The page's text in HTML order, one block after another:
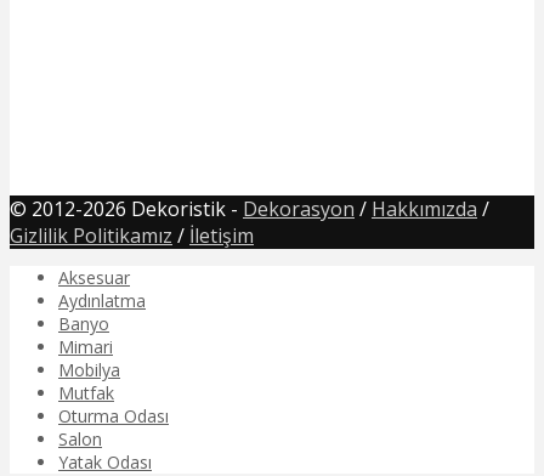
© 2012-2026 Dekoristik - Dekorasyon / Hakkımızda /
Gizlilik Politikamız / İletişim
Aksesuar
Aydınlatma
Banyo
Mimari
Mobilya
Mutfak
Oturma Odası
Salon
Yatak Odası